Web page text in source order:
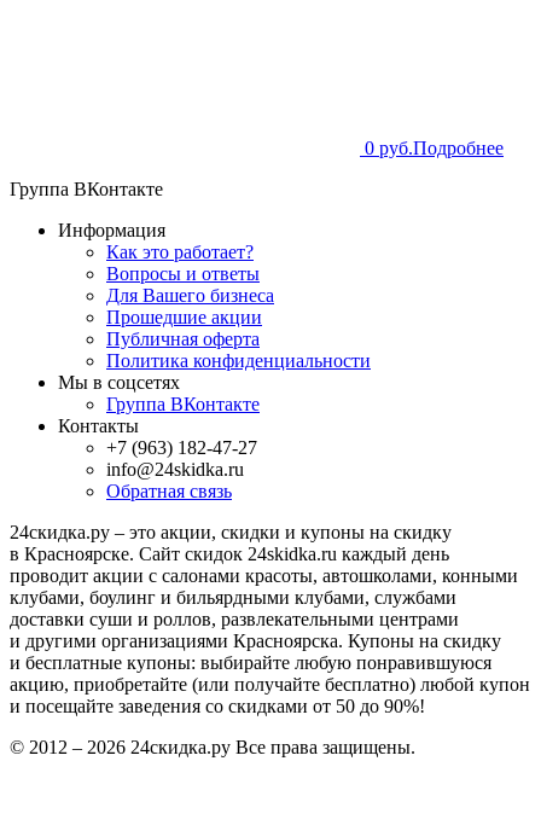
0 руб.Подробнее
Группа ВКонтакте
Информация
Как это работает?
Вопросы и ответы
Для Вашего бизнеса
Прошедшие акции
Публичная оферта
Политика конфиденциальности
Мы в соцсетях
Группа ВКонтакте
Контакты
+7 (963) 182-47-27
info@24skidka.ru
Обратная связь
24скидка.ру – это акции, скидки и купоны на скидку
в Красноярске. Сайт скидок 24skidka.ru каждый день
проводит акции с салонами красоты, автошколами, конными
клубами, боулинг и бильярдными клубами, службами
доставки суши и роллов, развлекательными центрами
и другими организациями Красноярска. Купоны на скидку
и бесплатные купоны: выбирайте любую понравившуюся
акцию, приобретайте (или получайте бесплатно) любой купон
и посещайте заведения со скидками от 50 до 90%!
© 2012 – 2026 24скидка.ру Все права защищены.